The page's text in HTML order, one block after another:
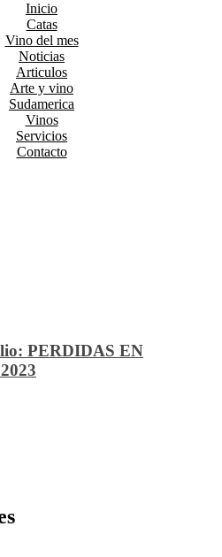
Inicio
Catas
Vino del mes
Noticias
Articulos
Arte y vino
Sudamerica
Vinos
Servicios
Contacto
PERDIDAS EN